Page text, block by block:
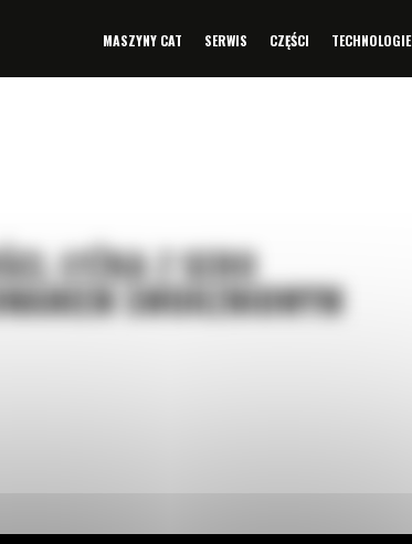
MASZYNY CAT SERWIS CZĘŚCI TECHNOLOGIE
ŁYŻKA Z SERII
SWORZNIOWYM